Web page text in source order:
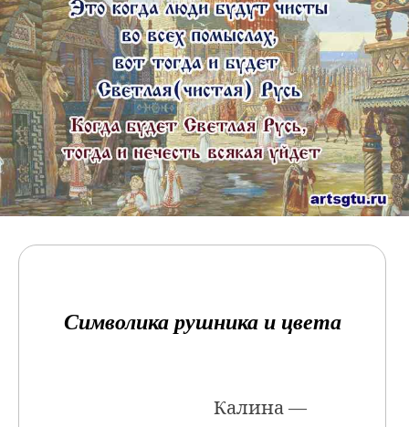
Символика рушника и цвета
Калина —